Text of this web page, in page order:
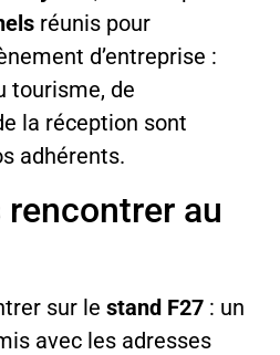
réunis pour
d’entreprise :
tourisme, de
la réception sont
adhérents.
au
sur le stand F27 : un
avec les adresses